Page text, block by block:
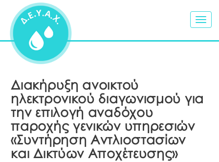
Διακήρυξη ανοικτού
ηλεκτρονικού διαγωνισμού για
την επιλογή αναδόχου
παροχής γενικών υπηρεσιών
«Συντήρηση Αντλιοστασίων
και Δικτύων Αποχέτευσης»